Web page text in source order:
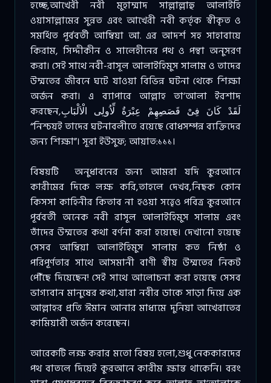
হচ্ছে,আখেরী নবী মুহাম্মাদ সাল্লাল্লাহু আলাইহি
ওয়াসাল্লামের সুন্নত এবং আখেরী নবী কর্তৃক স্বীকৃত ও
সমর্থিত পূর্ববর্তী আম্বিয়া আ. এর আদর্শ সহ সাহাবায়ে
কিরাম, সিদ্দীকীন ও সালেহীনের পথ ও পন্থা অনুসরণ
করা। সেই সাথে নবী-রাসূল আলাইহিমুস সালাম ও তাদের
উম্মতের জীবনে ঘটে যাওয়া বিভিন্ন ঘটনা থেকে শিক্ষা
অর্জন করা। এ ব্যাপারে আল্লাহ তা‘আলা ইরশাদ
করছেন,لَقَدْ كَانَ فِىْ قَصَصِهِمْ عِبْرَةٌ لِّاُولِى الْاَلْبَابِ
“নিশ্চয়ই তাদের ঘটনাবলীতে রয়েছে বোধসম্পন্ন ব্যক্তিদের
জন্য শিক্ষা”। সূরা ইউসুফ; আয়াত:১১১।
বিষয়টি অনুধাবনের জন্য আমরা যদি কুরআনে
কারীমের দিকে লক্ষ করি,তাহলে দেখব,নিছক কোন
কিসসা কাহিনীর কিতাব না হওয়া সত্ত্বেও পবিত্র কুরআনে
পূর্ববর্তী অনেক নবী রাসূল আলাইহিমুস সালাম এবং
তাঁদের উম্মতের কথা বর্ণনা করা হয়েছে। দেখানো হয়েছে
সেসব আম্বিয়া আলাইহিমুস সালাম কত নিষ্ঠা ও
পরিপূর্ণতার সাথে আসমানী বাণী স্বীয় উম্মতের নিকট
পৌঁছে দিয়েছেন! সেই সাথে আলোচনা করা হয়েছে সেসব
ভাগ্যবান মানুষের কথা,যারা নবীর ডাকে সাড়া দিয়ে এক
আল্লাহর প্রতি ঈমান আনার মাধ্যমে দুনিয়া আখেরাতের
কামিয়াবী অর্জন করেছেন।
আরেকটি লক্ষ করার মতো বিষয় হলো,শুধু নেককারদের
পথ বাতলে দিয়েই কুরআনে কারীম ক্ষান্ত থাকেনি। বরং